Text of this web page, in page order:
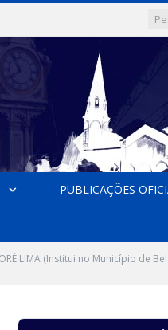
PUBLICAÇÕES
LIMA (Institui no Município de